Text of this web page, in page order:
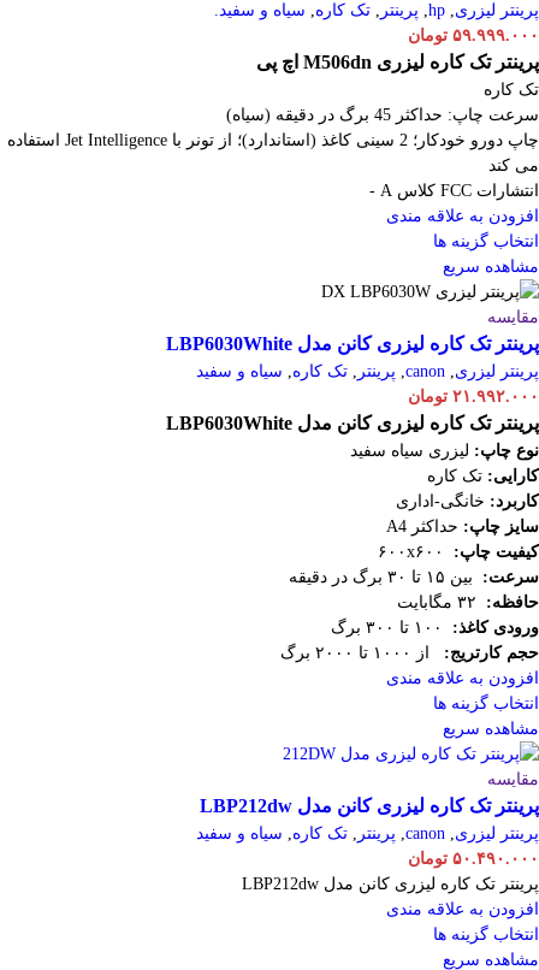
پرینتر لیزری,
hp
, پرینتر , تک کاره, سیاه و سفید.
۵۹.۹۹۹.۰۰۰ تومان
پرینتر تک کاره لیزری M506dn اچ پی
تک کاره
سرعت چاپ: حداکثر 45 برگ در دقیقه (سیاه)
چاپ دورو خودکار؛ 2 سینی کاغذ (استاندارد)؛ از تونر با Jet Intelligence استفاده
می کند
انتشارات FCC کلاس A -
افزودن به علاقه مندی
انتخاب گزینه ها
مشاهده سریع
مقایسه
پرینتر تک کاره لیزری کانن مدل LBP6030White
پرینتر لیزری,
canon
, پرینتر , تک کاره, سیاه و سفید
۲۱.۹۹۲.۰۰۰ تومان
پرینتر تک کاره لیزری کانن مدل LBP6030White
نوع چاپ: لیزری سیاه سفید
کارایی: تک کاره
کاربرد: خانگی-اداری
سایز چاپ: حداکثر A4
کیفیت چاپ:
۶۰۰x۶۰۰
سرعت: بین ۱۵ تا ۳۰ برگ در دقیقه
حافظه: ۳۲ مگابایت
ورودی کاغذ:
۱۰۰ تا ۳۰۰ برگ
حجم کارتریج:
از ۱۰۰۰ تا ۲۰۰۰ برگ
افزودن به علاقه مندی
انتخاب گزینه ها
مشاهده سریع
مقایسه
پرینتر تک کاره لیزری کانن مدل LBP212dw
پرینتر لیزری,
canon
, پرینتر , تک کاره, سیاه و سفید
۵۰.۴۹۰.۰۰۰ تومان
پرینتر تک کاره لیزری کانن مدل LBP212dw
افزودن به علاقه مندی
انتخاب گزینه ها
مشاهده سریع